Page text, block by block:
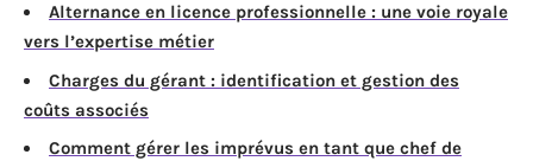
Alternance en licence professionnelle : une voie royale
vers l’expertise métier
Charges du gérant : identification et gestion des
coûts associés
Comment gérer les imprévus en tant que chef de